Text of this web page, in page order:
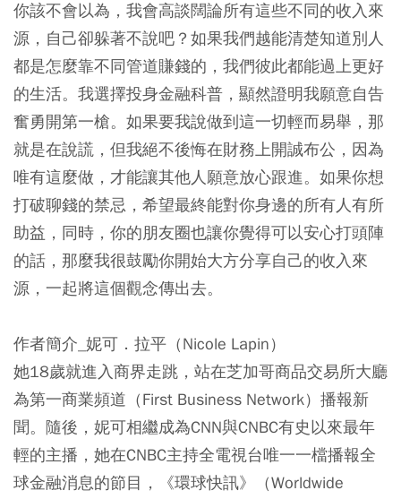
你該不會以為，我會高談闊論所有這些不同的收入來
源，自己卻躲著不說吧？如果我們越能清楚知道別人
都是怎麼靠不同管道賺錢的，我們彼此都能過上更好
的生活。我選擇投身金融科普，顯然證明我願意自告
奮勇開第一槍。如果要我說做到這一切輕而易舉，那
就是在說謊，但我絕不後悔在財務上開誠布公，因為
唯有這麼做，才能讓其他人願意放心跟進。如果你想
打破聊錢的禁忌，希望最終能對你身邊的所有人有所
助益，同時，你的朋友圈也讓你覺得可以安心打頭陣
的話，那麼我很鼓勵你開始大方分享自己的收入來
源，一起將這個觀念傳出去。
作者簡介_妮可．拉平（Nicole Lapin）
她18歲就進入商界走跳，站在芝加哥商品交易所大廳
為第一商業頻道（First Business Network）播報新
聞。隨後，妮可相繼成為CNN與CNBC有史以來最年
輕的主播，她在CNBC主持全電視台唯一一檔播報全
球金融消息的節目，《環球快訊》（Worldwide